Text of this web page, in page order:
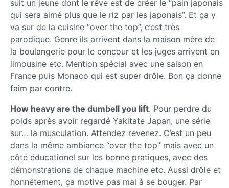
suit un jeune dont le rêve est de créer le “pain japonais
qui sera aimé plus que le riz par les japonais”. Et ça y
va sur de la cuisine “over the top”, c’est très
parodique. Genre ils arrivent dans la maison mère de
la boulangerie pour le concour et les juges arrivent en
limousine etc. Mention spécial avec une saison en
France puis Monaco qui est super drôle. Bon ça donne
faim par contre.
How heavy are the dumbell you lift. Pour perdre du
poids après avoir regardé Yakitate Japan, une série
sur… la musculation. Attendez revenez. C’est un peu
dans la même ambiance “over the top” mais avec un
côté éducationel sur les bonne pratiques, avec des
démonstrations de chaque machine etc. Aussi drôle et
honnêtement, ça motive pas mal à se bouger. Par